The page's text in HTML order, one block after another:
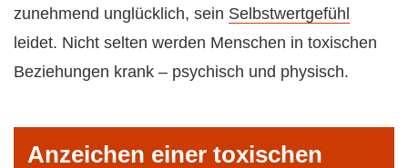
zunehmend unglücklich, sein Selbstwertgefühl
leidet. Nicht selten werden Menschen in toxischen
Beziehungen krank – psychisch und physisch.
Anzeichen einer toxischen